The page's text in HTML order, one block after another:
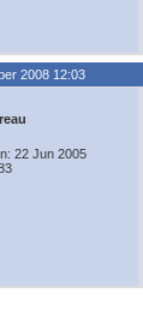
2008 12:03
22 Jun 2005